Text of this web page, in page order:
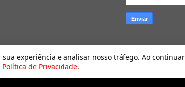
experiência e analisar nosso tráfego. Ao continuar
Política de Privacidade.